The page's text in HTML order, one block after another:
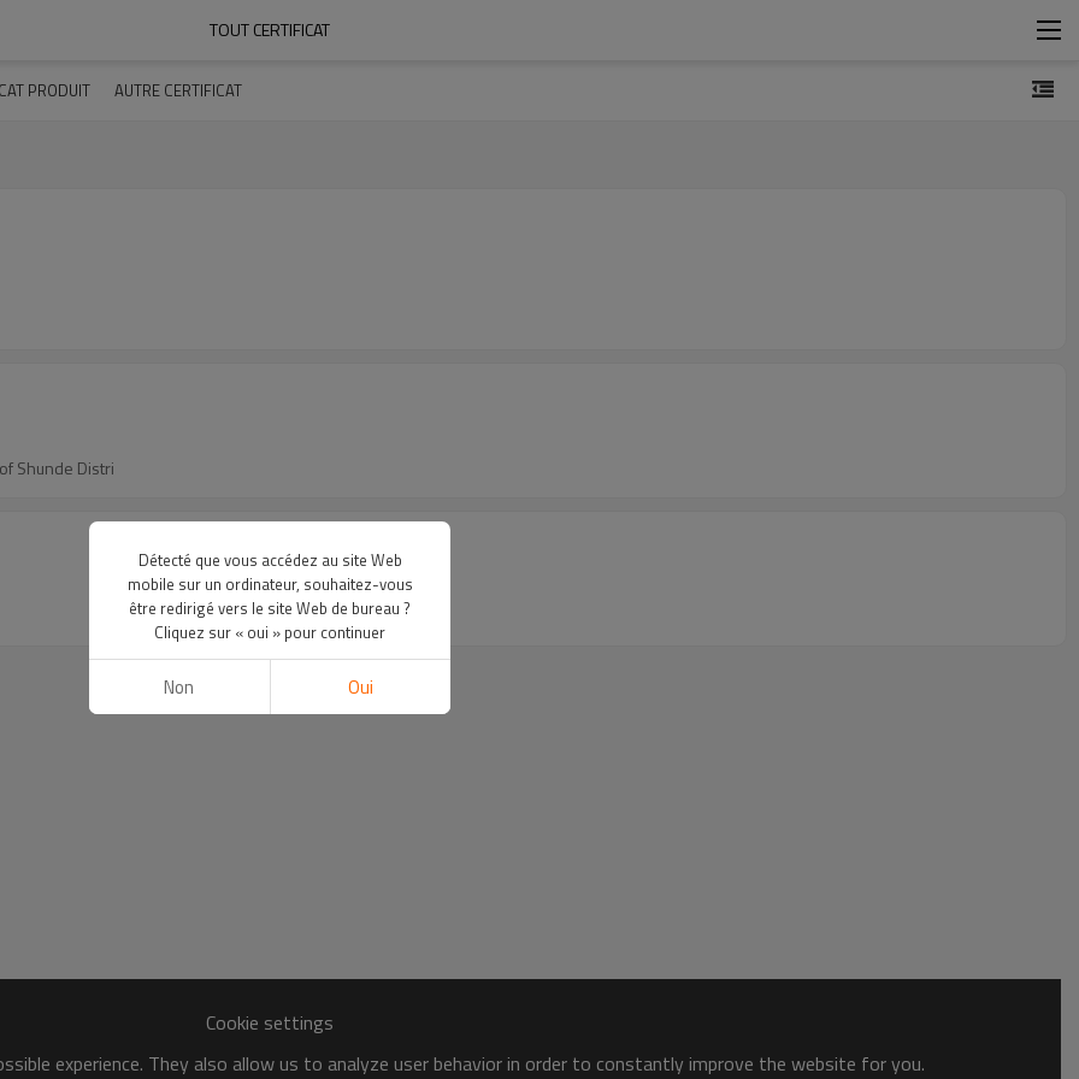
TOUT CERTIFICAT
PRODUIT AUTRE CERTIFICAT
Shunde Distri
Cookie settings
experience. They also allow us to analyze user behavior in order to constantly improve the website for you.
Détecté que vous accédez au site Web
mobile sur un ordinateur, souhaitez-vous
être redirigé vers le site Web de bureau ?
Cliquez sur « oui » pour continuer
Non Oui